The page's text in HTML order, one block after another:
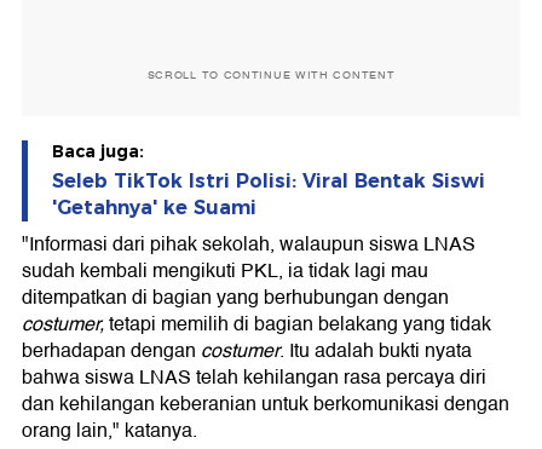
SCROLL TO CONTINUE WITH CONTENT
Baca juga:
Seleb TikTok Istri Polisi: Viral Bentak Siswi
'Getahnya' ke Suami
"Informasi dari pihak sekolah, walaupun siswa LNAS
sudah kembali mengikuti PKL, ia tidak lagi mau
ditempatkan di bagian yang berhubungan dengan
costumer,tetapi memilih di bagian belakang yang tidak
berhadapan dengan costumer. Itu adalah bukti nyata
bahwa siswa LNAS telah kehilangan rasa percaya diri
dan kehilangan keberanian untuk berkomunikasi dengan
orang lain," katanya.